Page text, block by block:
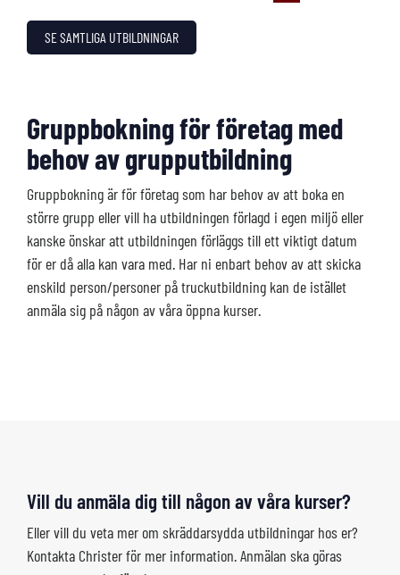
SE SAMTLIGA UTBILDNINGAR
Gruppbokning för företag med
behov av grupputbildning
Gruppbokning är för företag som har behov av att boka en
större grupp eller vill ha utbildningen förlagd i egen miljö eller
kanske önskar att utbildningen förläggs till ett viktigt datum
för er då alla kan vara med. Har ni enbart behov av att skicka
enskild person/personer på truckutbildning kan de istället
anmäla sig på någon av våra öppna kurser.
Vill du anmäla dig till någon av våra kurser?
Eller vill du veta mer om skräddarsydda utbildningar hos er?
Kontakta Christer för mer information. Anmälan ska göras